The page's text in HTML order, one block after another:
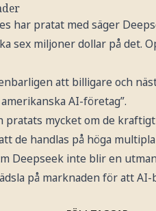
har pratat med säger
sex miljoner dollar på det.
att billigare och
AI-företag”.
pratats mycket om de
de handlas på höga
Deepseek inte blir en
på marknaden för att AI-